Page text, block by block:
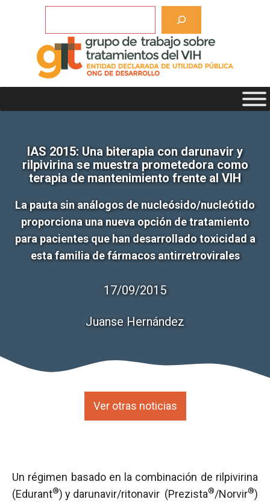
IAS 2015: Una biterapia con darunavir y
rilpivirina se muestra prometedora como
terapia de mantenimiento frente al VIH
La pauta sin análogos de nucleósido/nucleótido
proporciona una nueva opción de tratamiento
para pacientes que han desarrollado toxicidad a
esta familia de fármacos antirretrovirales
17/09/2015
Juanse Hernández
Ver otras noticias
Un régimen basado en la combinación de rilpivirina
(Edurant®) y darunavir/ritonavir (Prezista®/Norvir®)